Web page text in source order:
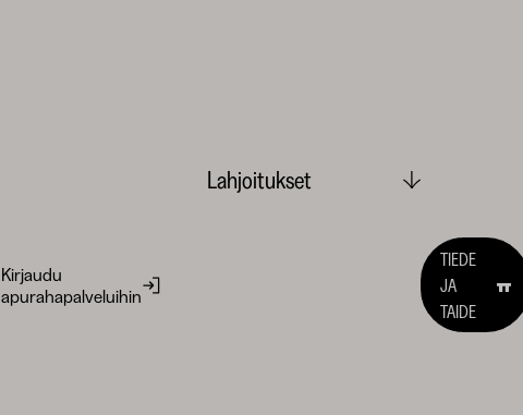
Kirjaudu
apurahapalveluihin
Lahjoitukset
TIEDE
JA
TAIDE